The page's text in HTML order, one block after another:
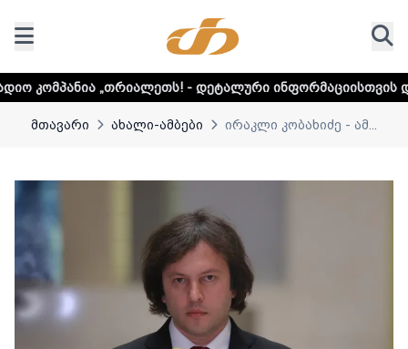
- დეტალური ინფორმაციისთვის დააკლიკეთ
მთავარი ახალი-ამბები ირაკლი კობახიძე - ამ...